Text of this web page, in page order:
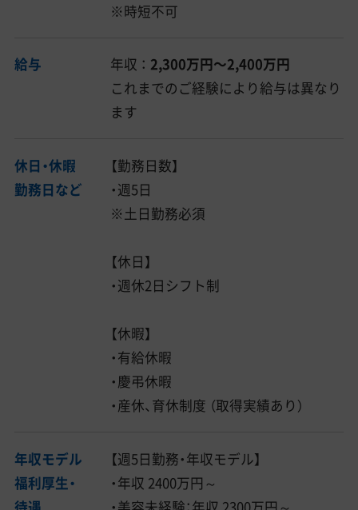
※時短不可
給与 年収 ： 2,300万円〜2,400万円
これまでのご経験により給与は異なり
ます
休日・休暇
勤務日など
【勤務日数】
・週5日
※土日勤務必須
【休日】
・週休2日シフト制
【休暇】
・有給休暇
・慶弔休暇
・産休、育休制度 （取得実績あり）
年収モデル
福利厚生・
【週5日勤務・年収モデル】
・年収 2400万円～